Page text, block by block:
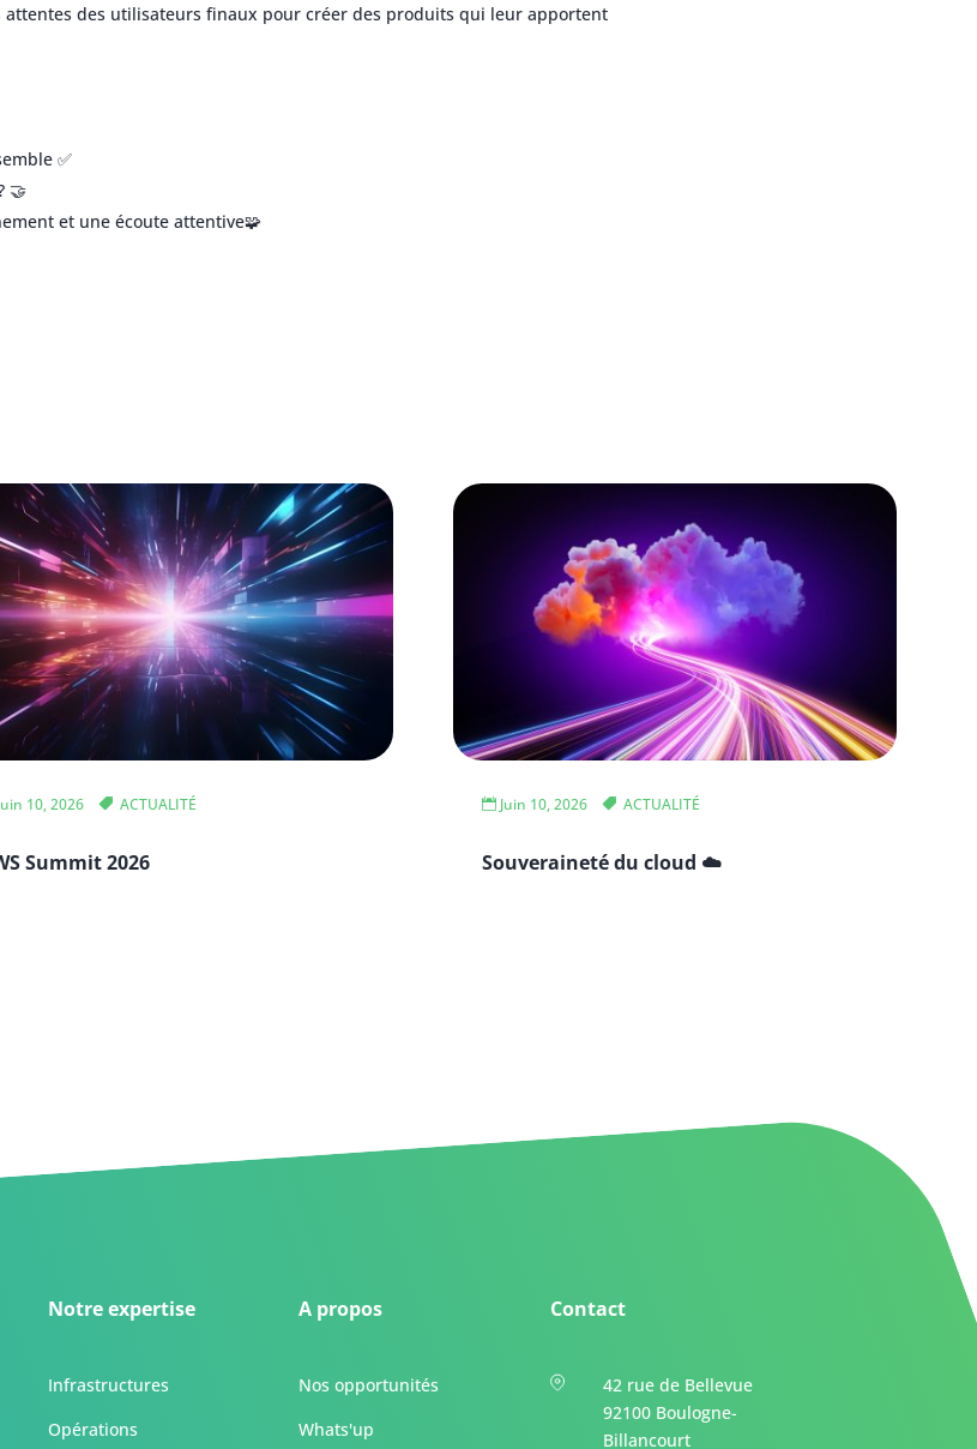
attentes des utilisateurs finaux pour créer des produits qui leur apportent
✅
🤝
et une écoute attentive🧩
Summit 2026
10, 2026 ACTUALITÉ
Souveraineté du cloud ☁️
Juin 10, 2026 ACTUALITÉ
Notre expertise
Infrastructures
Opérations
A propos
Nos opportunités
Whats'up
Contact
42 rue de Bellevue
92100 Boulogne-
Billancourt